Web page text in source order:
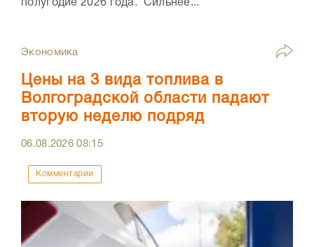
полугодие 2026 года. Сильнее...
Экономика
Цены на 3 вида топлива в
Волгоградской области падают
вторую неделю подряд
06.08.202608:15
Комментарии